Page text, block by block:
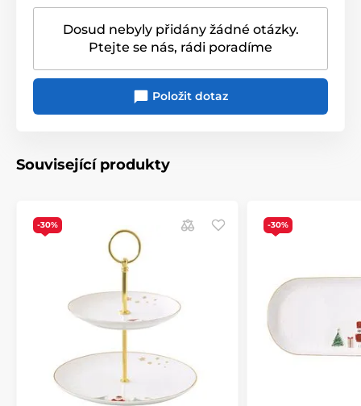
nádobí
Originální obal/balení Dárková krabička
Dosud nebyly přidány žádné otázky.
Ptejte se nás, rádi poradíme
Položit dotaz
Související produkty
-30% -30%